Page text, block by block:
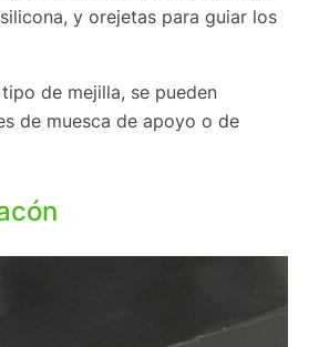
y orejetas para guiar los
de mejilla, se pueden
de muesca de apoyo o de